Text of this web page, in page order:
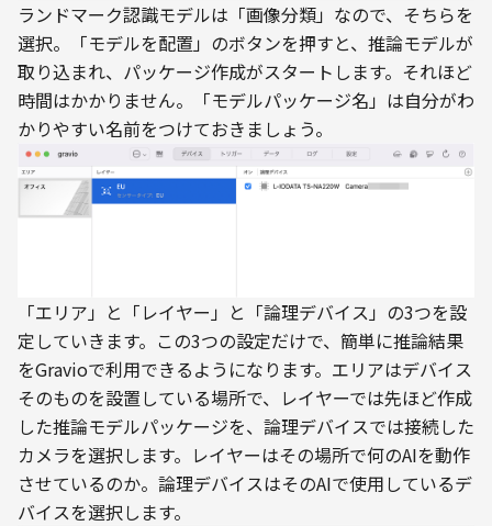
ランドマーク認識モデルは「画像分類」なので、そちらを
選択。「モデルを配置」のボタンを押すと、推論モデルが
取り込まれ、パッケージ作成がスタートします。それほど
時間はかかりません。「モデルパッケージ名」は自分がわ
かりやすい名前をつけておきましょう。
「エリア」と「レイヤー」と「論理デバイス」の3つを設
定していきます。この3つの設定だけで、簡単に推論結果
をGravioで利用できるようになります。エリアはデバイス
そのものを設置している場所で、レイヤーでは先ほど作成
した推論モデルパッケージを、論理デバイスでは接続した
カメラを選択します。レイヤーはその場所で何のAIを動作
させているのか。論理デバイスはそのAIで使用しているデ
バイスを選択します。